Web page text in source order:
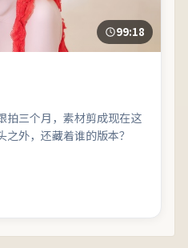
99:18
拍三个月，素材剪成现在这
外，还藏着谁的版本？